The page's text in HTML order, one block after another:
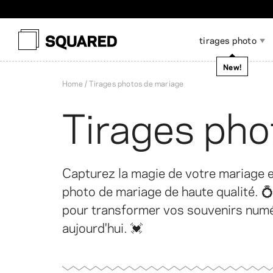
tirages photo
New!
Photos de poche
Livre photo à plat
Accessoires pour
Home Tirages photos de mariage
Tirages
Capturez la magie de votre mariage
photo de mariage de haute qualité.
pour transformer vos souvenirs
aujourd'hui. 💓